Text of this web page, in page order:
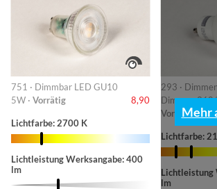
751 · Dimmbar LED GU10
5W · Vorrätig 8,90
Lichtfarbe: 2700 K
Lichtleistung Werksangabe: 400
lm
293 ·
Dimmer-
Vorrätig
Lichtfarbe:
Lichtleistung
lm